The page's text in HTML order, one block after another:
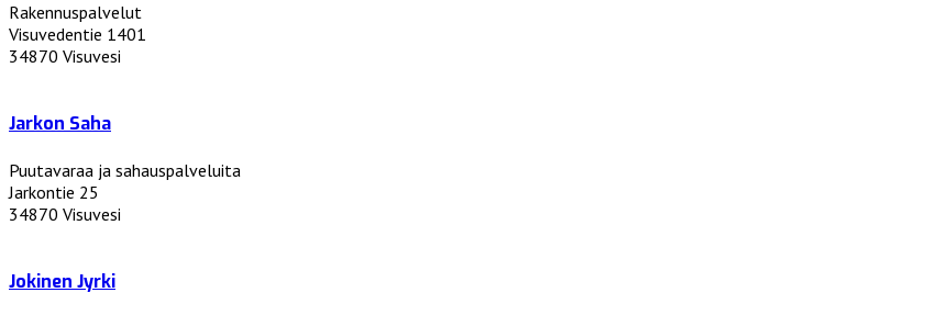
Rakennuspalvelut
Visuvedentie 1401
34870 Visuvesi
Jarkon Saha
Puutavaraa ja sahauspalveluita
Jarkontie 25
34870 Visuvesi
Jokinen Jyrki